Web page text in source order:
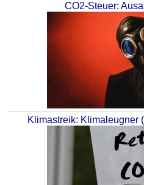
CO2-Steuer:
Klimastreik: Klimaleugner